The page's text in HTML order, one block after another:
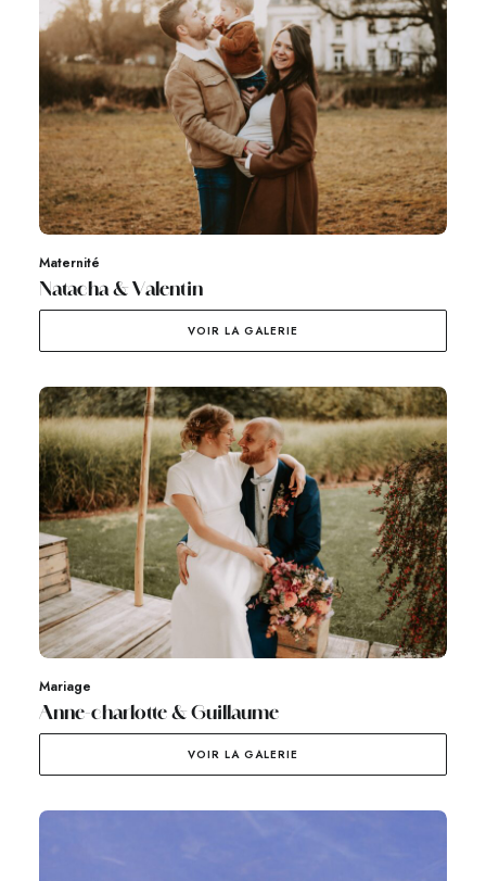
Maternité
Natacha & Valentin
VOIR LA GALERIE
Mariage
Anne-charlotte & Guillaume
VOIR LA GALERIE